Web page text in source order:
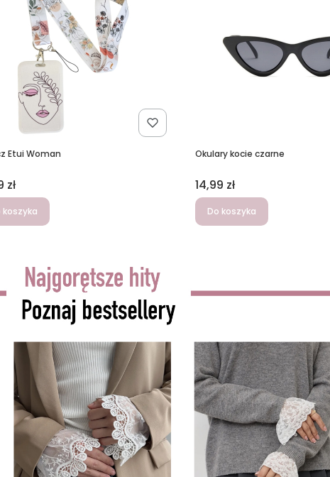
Etui Woman
zł
koszyka
Okulary kocie czarne
Cena
14,99 zł
Do koszyka